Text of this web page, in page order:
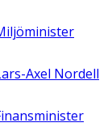
Axel Nordell